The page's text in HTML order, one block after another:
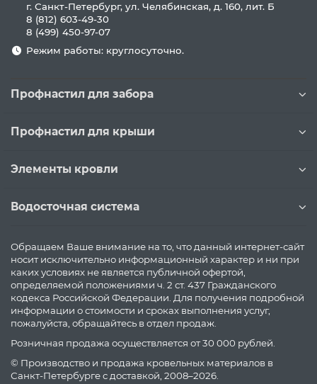
г. Санкт-Петербург, ул. Челябинская, д. 160, лит. Б
8 (812) 603-49-30
8 (499) 450-97-07
Режим работы: круглосуточно.
Профнастил для забора
Профнастил для крыши
Элементы кровли
Водосточная система
Обращаем Ваше внимание на то, что данный интернет-сайт
носит исключительно информационный характер и ни при
каких условиях не является публичной офертой,
определяемой положениями ч. 2 ст. 437 Гражданского
кодекса Российской Федерации. Для получения подробной
информации о стоимости и сроках выполнения услуг,
пожалуйста, обращайтесь в отдел продаж.
Розничная продажа осуществляется от 30 000 рублей.
© Производство и продажа кровельных материалов в
Санкт-Петербурге с доставкой, 2008–2026.